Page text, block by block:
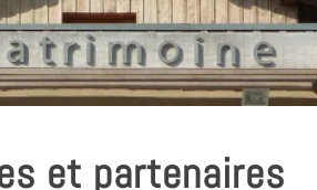
et partenaires